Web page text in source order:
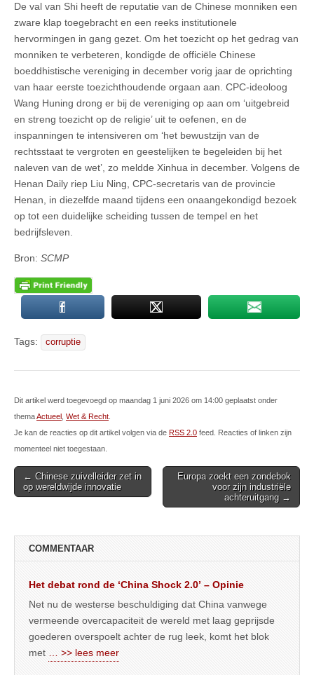
De val van Shi heeft de reputatie van de Chinese monniken een
zware klap toegebracht en een reeks institutionele
hervormingen in gang gezet. Om het toezicht op het gedrag van
monniken te verbeteren, kondigde de officiële Chinese
boeddhistische vereniging in december vorig jaar de oprichting
van haar eerste toezichthoudende orgaan aan. CPC-ideoloog
Wang Huning drong er bij de vereniging op aan om ‘uitgebreid
en streng toezicht op de religie’ uit te oefenen, en de
inspanningen te intensiveren om ‘het bewustzijn van de
rechtsstaat te vergroten en geestelijken te begeleiden bij het
naleven van de wet’, zo meldde Xinhua in december. Volgens de
Henan Daily riep Liu Ning, CPC-secretaris van de provincie
Henan, in diezelfde maand tijdens een onaangekondigd bezoek
op tot een duidelijke scheiding tussen de tempel en het
bedrijfsleven.
Bron: SCMP
Tags: corruptie
Dit artikel werd toegevoegd op maandag 1 juni 2026 om 14:00 geplaatst onder
themaActueel Wet & Recht
Je kan de reacties op dit artikel volgen via de RSS 2.0 feed. Reacties of linken zijn
momenteel niet toegestaan.
Post
navigation
← Chinese zuivelleider zet in
op wereldwijde innovatie
Europa zoekt een zondebok
voor zijn industriële
achteruitgang →
COMMENTAAR
Het debat rond de ‘China Shock 2.0’ – Opinie
Net nu de westerse beschuldiging dat China vanwege
vermeende overcapaciteit de wereld met laag geprijsde
goederen overspoelt achter de rug leek, komt het blok
met
… >> lees meer